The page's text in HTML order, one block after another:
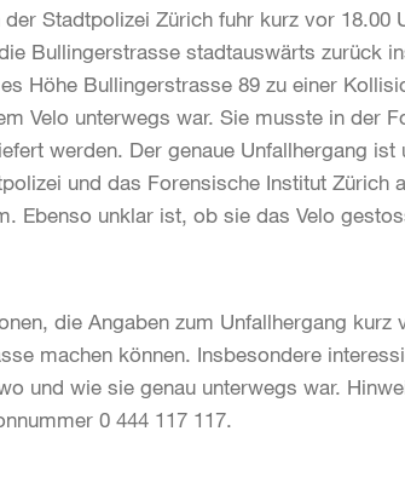
Stadtpolizei Zürich fuhr kurz vor 18.00
Bullingerstrasse stadtauswärts zurück
Höhe Bullingerstrasse 89 zu einer
Velo unterwegs war. Sie musste in der
werden. Der genaue Unfallhergang
und das Forensische Institut Zürich
Ebenso unklar ist, ob sie das Velo
die Angaben zum Unfallhergang kurz
machen können. Insbesondere
und wie sie genau unterwegs war.
0 444 117 117.